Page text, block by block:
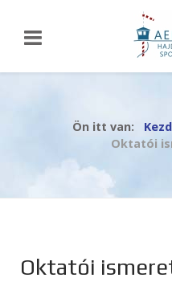
Ön itt van:
Oktatói
Oktatói